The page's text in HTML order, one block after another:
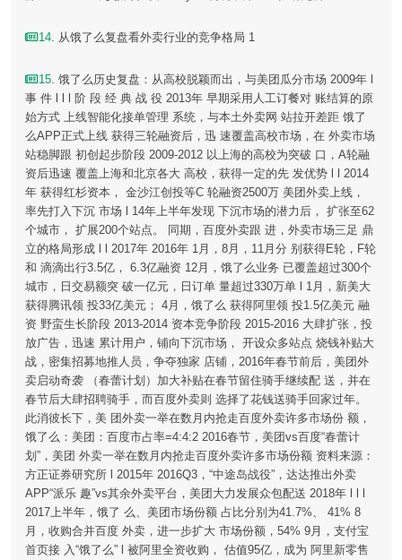
14. 从饿了么复盘看外卖行业的竞争格局 1
15. 饿了么历史复盘：从高校脱颖而出，与美团瓜分市场 2009年 l
事 件 l l l 阶 段 经 典 战 役 2013年 早期采用人工订餐对 账结算的原
始方式 上线智能化接单管理 系统，与本土外卖网 站拉开差距 饿了
么APP正式上线 获得三轮融资后，迅 速覆盖高校市场，在 外卖市场
站稳脚跟 初创起步阶段 2009-2012 以上海的高校为突破 口，A轮融
资后迅速 覆盖上海和北京各大 高校，获得一定的先 发优势 l l 2014
年 获得红杉资本， 金沙江创投等C 轮融资2500万 美团外卖上线，
率先打入下沉 市场 l 14年上半年发现 下沉市场的潜力后， 扩张至62
个城市， 扩展200个站点。 同期，百度外卖跟 进，外卖市场三足 鼎
立的格局形成 l l 2017年 2016年 1月，8月，11月分 别获得E轮，F轮
和 滴滴出行3.5亿， 6.3亿融资 12月，饿了么业务 已覆盖超过300个
城市，日交易额突 破一亿元，日订单 量超过330万单 l 1月，新美大
获得腾讯领 投33亿美元； 4月，饿了么 获得阿里领 投1.5亿美元 融
资 野蛮生长阶段 2013-2014 资本竞争阶段 2015-2016 大肆扩张，投
放广告，迅速 累计用户，铺向下沉市场， 开设众多站点 烧钱补贴大
战，密集招募地推人员，争夺独家 店铺，2016年春节前后，美团外
卖启动奇袭 （春蕾计划）加大补贴在春节留住骑手继续配 送，并在
春节后大肆招聘骑手，而百度外卖则 选择了花钱送骑手回家过年。
此消彼长下，美 团外卖一举在数月内抢走百度外卖许多市场份 额，
饿了么：美团：百度市占率=4:4:2 2016春节，美团vs百度“春蕾计
划”，美团 外卖一举在数月内抢走百度外卖许多市场份额 资料来源：
方正证券研究所 l 2015年 2016Q3，“中途岛战役”，达达推出外卖
APP“派乐 趣”vs其余外卖平台，美团大力发展众包配送 2018年 l l l
2017上半年，饿了 么、美团市场份额 占比分别为41.7%、 41% 8
月，收购合并百度 外卖，进一步扩大 市场份额，54% 9月，支付宝
首页接 入“饿了么” l 被阿里全资收购， 估值95亿，成为 阿里新零售